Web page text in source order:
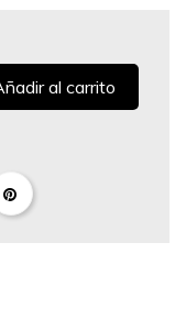
al carrito